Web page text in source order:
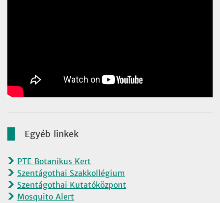
Egyéb linkek
PTE Botanikus Kert
Szentágothai Szakkollégium
Szentágothai Kutatóközpont
Mosquito Alert